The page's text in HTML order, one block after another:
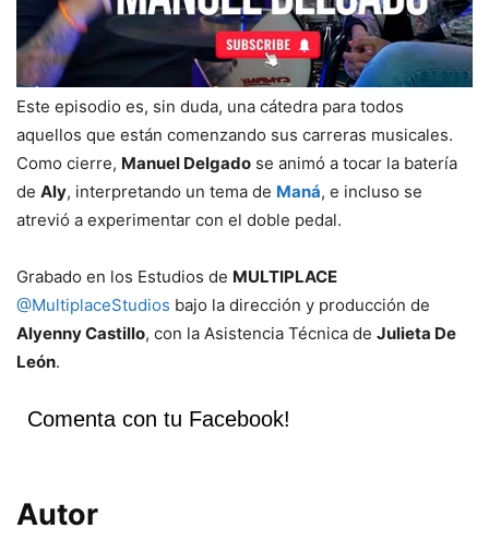
Este episodio es, sin duda, una cátedra para todos
aquellos que están comenzando sus carreras musicales.
Como cierre, Manuel Delgado se animó a tocar la batería
de Aly, interpretando un tema de Maná, e incluso se
atrevió a experimentar con el doble pedal.
Grabado en los Estudios de MULTIPLACE
@MultiplaceStudios bajo la dirección y producción de
Alyenny Castillo, con la Asistencia Técnica de Julieta De
León.
Comenta con tu Facebook!
Autor